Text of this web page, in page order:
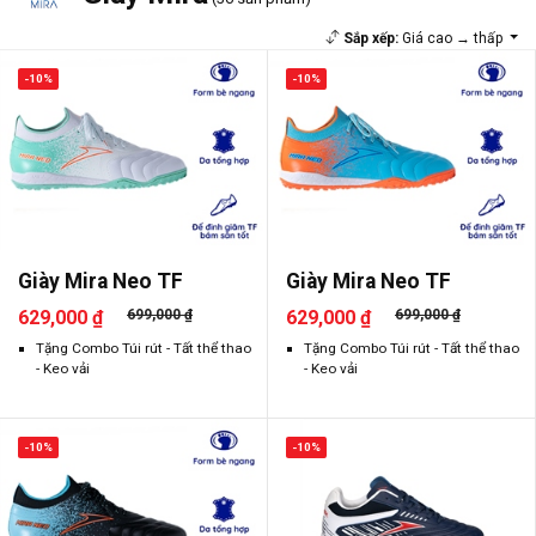
Sắp xếp:Giá cao → thấp
Giày Mira Neo TF
629,000 ₫ 699,000 ₫
-10%
Tặng Combo Túi rút - Tất thể thao
- Keo vải
Giày Mira Neo TF
629,000 ₫ 699,000 ₫
-10%
Tặng Combo Túi rút - Tất thể thao
- Keo vải
-10% -10%